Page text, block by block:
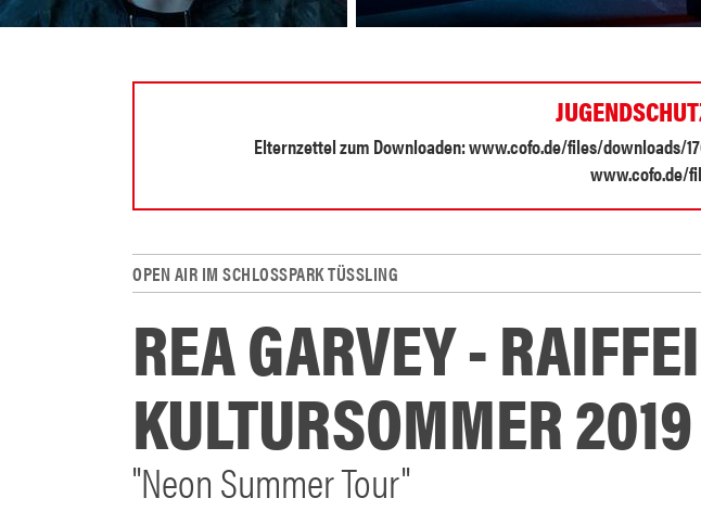
Elternzettel zum Downloaden: www.cofo.de/files/downloads/
www.cofo.de/
OPEN AIR IM SCHLOSSPARK TÜSSLING
REA GARVEY -
KULTURSOMMER 2019
"Neon Summer Tour"